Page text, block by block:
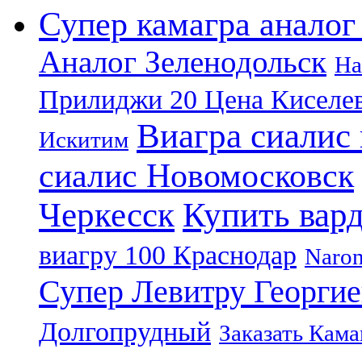
Супер камагра
Аналог Зеленодольск
Прилиджи 20 Цена
Искитим Виагра
сиалис Новомосковск
Черкесск Купить
виагру 100 Краснодар
Супер Левитру
Долгопрудный Заказать